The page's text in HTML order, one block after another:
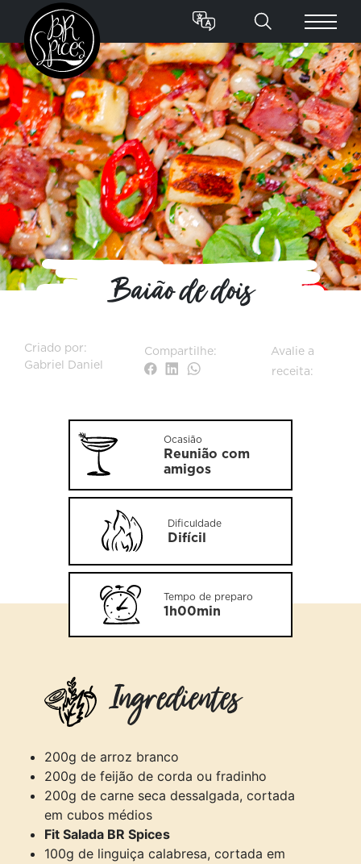
Baião de dois
Criado por:
Gabriel Daniel
Compartilhe:
Avalie a
receita:
Ocasião
Reunião com
amigos
Dificuldade
Difícil
Tempo de preparo
1h00min
Ingredientes
200g de arroz branco
200g de feijão de corda ou fradinho
200g de carne seca dessalgada, cortada
em cubos médios
Fit Salada BR Spices
100g de linguiça calabresa, cortada em